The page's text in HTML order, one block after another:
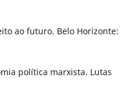
ao futuro. Belo Horizonte:
política marxista. Lutas